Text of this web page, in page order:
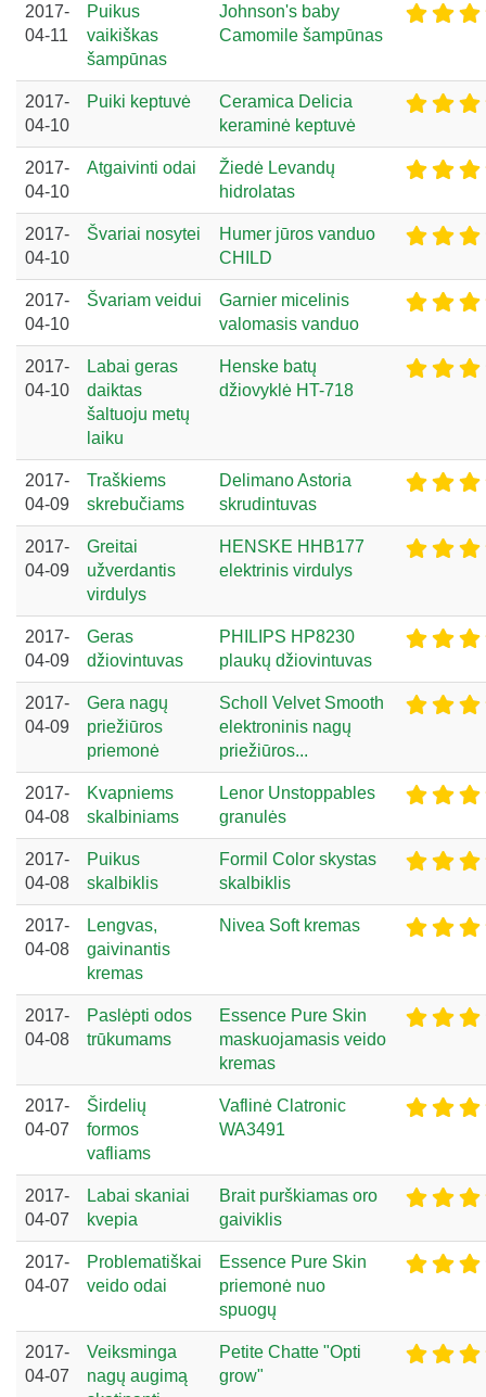
2017-
04-11
Puikus
vaikiškas
šampūnas
Johnson's baby
Camomile šampūnas
2017-
04-10
Puiki keptuvė
Ceramica Delicia
keraminė keptuvė
2017-
04-10
Atgaivinti odai
Žiedė Levandų
hidrolatas
2017-
04-10
Švariai nosytei
Humer jūros vanduo
CHILD
2017-
04-10
Švariam veidui
Garnier micelinis
valomasis vanduo
2017-
04-10
Labai geras
daiktas
šaltuoju metų
laiku
Henske batų
džiovyklė HT-718
2017-
04-09
Traškiems
skrebučiams
Delimano Astoria
skrudintuvas
2017-
04-09
Greitai
užverdantis
virdulys
HENSKE HHB177
elektrinis virdulys
2017-
04-09
Geras
džiovintuvas
PHILIPS HP8230
plaukų džiovintuvas
2017-
04-09
Gera nagų
priežiūros
priemonė
Scholl Velvet Smooth
elektroninis nagų
priežiūros...
2017-
04-08
Kvapniems
skalbiniams
Lenor Unstoppables
granulės
2017-
04-08
Puikus
skalbiklis
Formil Color skystas
skalbiklis
2017-
04-08
Lengvas,
gaivinantis
kremas
Nivea Soft kremas
2017-
04-08
Paslėpti odos
trūkumams
Essence Pure Skin
maskuojamasis veido
kremas
2017-
04-07
Širdelių
formos
vafliams
Vaflinė Clatronic
WA3491
2017-
04-07
Labai skaniai
kvepia
Brait purškiamas oro
gaiviklis
2017-
04-07
Problematiškai
veido odai
Essence Pure Skin
priemonė nuo
spuogų
2017-
04-07
Veiksminga
nagų augimą
Petite Chatte "Opti
grow"